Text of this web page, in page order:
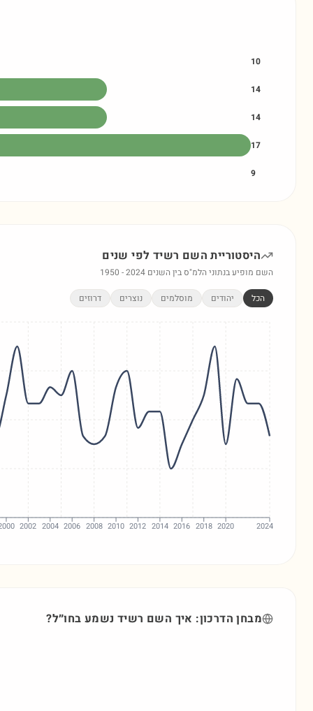
10
14
14
17
9
היסטוריית השם רשיד לפי שנים
השם מופיע בנתוני הלמ"ס בין השנים 1950 -2024
הכל יהודים מוסלמים נוצרים דרוזים
2002 2004 2006 2008 2010 2012 2014 2016 2018 2020 2024
מבחן הדרכון: איך השם רשיד נשמע בחו״ל?